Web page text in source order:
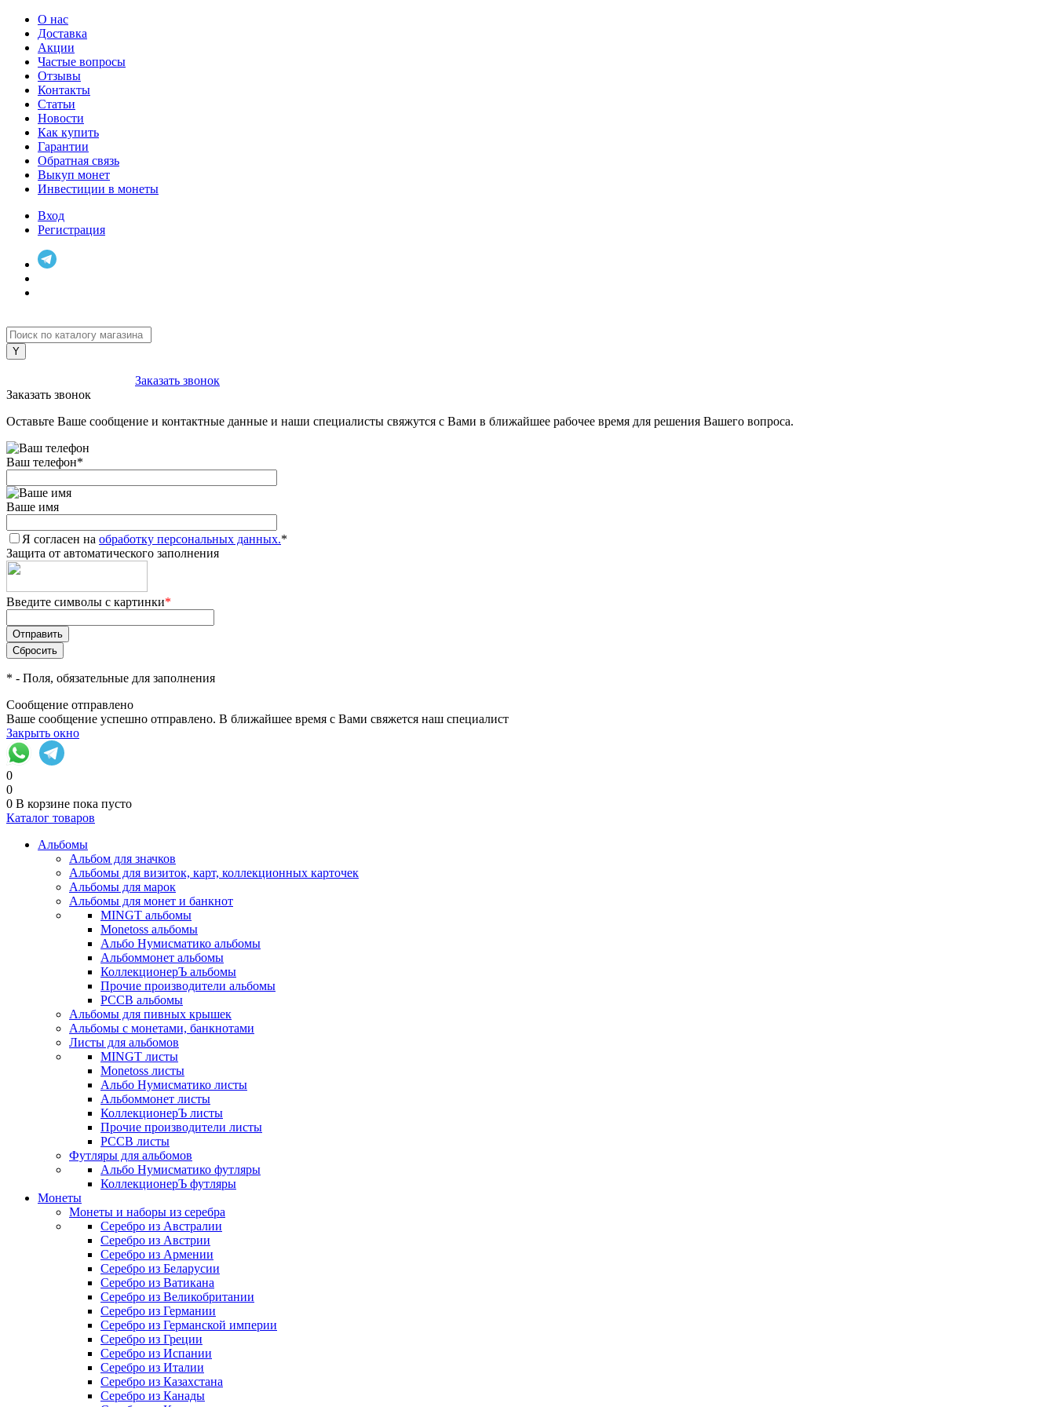
О нас
Доставка
Акции
Частые вопросы
Отзывы
Контакты
Статьи
Новости
Как купить
Гарантии
Обратная связь
Выкуп монет
Инвестиции в монеты
Вход
Регистрация
Заказать звонок
Заказать звонок
Оставьте Ваше сообщение и контактные данные и наши специалисты свяжутся с Вами в ближайшее рабочее время для решения Вашего вопроса.
Ваш телефон*
Ваше имя
Я согласен на обработку персональных данных.*
Защита от автоматического заполнения
Введите символы с картинки*
* - Поля, обязательные для заполнения
Сообщение отправлено
Ваше сообщение успешно отправлено. В ближайшее время с Вами свяжется наш специалист
Закрыть окно
0
0
0 В корзине пока пусто
Каталог товаров
Альбомы
Альбом для значков
Альбомы для визиток, карт, коллекционных карточек
Альбомы для марок
Альбомы для монет и банкнот
MINGT альбомы
Monetoss альбомы
Альбо Нумисматико альбомы
Альбоммонет альбомы
КоллекционерЪ альбомы
Прочие производители альбомы
РССВ альбомы
Альбомы для пивных крышек
Альбомы с монетами, банкнотами
Листы для альбомов
MINGT листы
Monetoss листы
Альбо Нумисматико листы
Альбоммонет листы
КоллекционерЪ листы
Прочие производители листы
РССВ листы
Футляры для альбомов
Альбо Нумисматико футляры
КоллекционерЪ футляры
Монеты
Монеты и наборы из серебра
Серебро из Австралии
Серебро из Австрии
Серебро из Армении
Серебро из Беларусии
Серебро из Ватикана
Серебро из Великобритании
Серебро из Германии
Серебро из Германской империи
Серебро из Греции
Серебро из Испании
Серебро из Италии
Серебро из Казахстана
Серебро из Канады